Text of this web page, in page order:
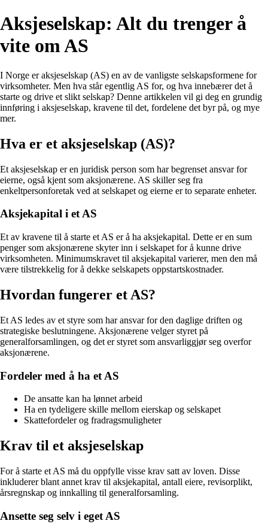
Aksjeselskap: Alt du trenger å
vite om AS
I Norge er aksjeselskap (AS) en av de vanligste selskapsformene for
virksomheter. Men hva står egentlig AS for, og hva innebærer det å
starte og drive et slikt selskap? Denne artikkelen vil gi deg en grundig
innføring i aksjeselskap, kravene til det, fordelene det byr på, og mye
mer.
Hva er et aksjeselskap (AS)?
Et aksjeselskap er en juridisk person som har begrenset ansvar for
eierne, også kjent som aksjonærene. AS skiller seg fra
enkeltpersonforetak ved at selskapet og eierne er to separate enheter.
Aksjekapital i et AS
Et av kravene til å starte et AS er å ha aksjekapital. Dette er en sum
penger som aksjonærene skyter inn i selskapet for å kunne drive
virksomheten. Minimumskravet til aksjekapital varierer, men den må
være tilstrekkelig for å dekke selskapets oppstartskostnader.
Hvordan fungerer et AS?
Et AS ledes av et styre som har ansvar for den daglige driften og
strategiske beslutningene. Aksjonærene velger styret på
generalforsamlingen, og det er styret som ansvarliggjør seg overfor
aksjonærene.
Fordeler med å ha et AS
De ansatte kan ha lønnet arbeid
Ha en tydeligere skille mellom eierskap og selskapet
Skattefordeler og fradragsmuligheter
Krav til et aksjeselskap
For å starte et AS må du oppfylle visse krav satt av loven. Disse
inkluderer blant annet krav til aksjekapital, antall eiere, revisorplikt,
årsregnskap og innkalling til generalforsamling.
Ansette seg selv i eget AS